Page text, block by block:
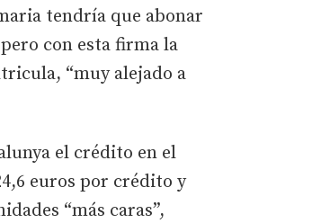
tendría que abonar
con esta firma la
“muy alejado a
el crédito en el
euros por crédito y
“más caras”,